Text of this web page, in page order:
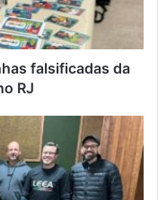
falsificadas da
RJ